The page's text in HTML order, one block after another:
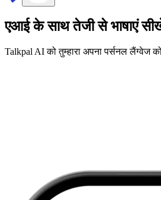
एआई के साथ तेजी से भाषाएं
Talkpal AI को तुम्हारा अपना पर्सनल लैंग्वेज